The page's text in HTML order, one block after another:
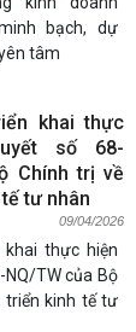
bạch, dự
tâm
khai thực
số 68-
Chính trị về
tư nhân
09/04/2026
khai thực hiện
NQ/TW của Bộ
triển kinh tế tư